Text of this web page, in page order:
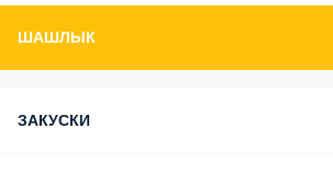
ШАШЛЫК
ЗАКУСКИ